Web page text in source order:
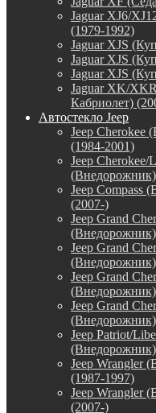
Jaguar XJ6/
(1979-1992)
Jaguar XJS
Jaguar XJS
Jaguar XJS
Jaguar XK/
Кабриолет)
Автостекло Jeep
Jeep Cherokee
(1984-2001)
Jeep Cherokee/
Jeep Compass
(2007-)
Jeep Grand
Jeep Grand
Jeep Grand
Jeep Grand
Jeep Patriot/
Jeep Wrangler
(1987-1997)
Jeep Wrangler
(2007-)